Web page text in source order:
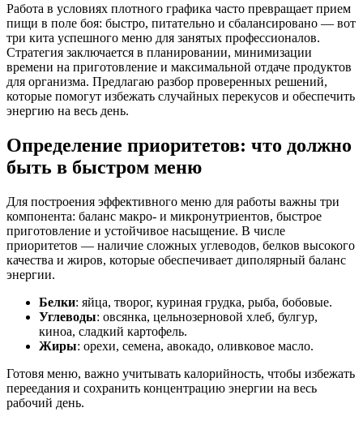
Работа в условиях плотного графика часто превращает прием
пищи в поле боя: быстро, питательно и сбалансировано — вот
три кита успешного меню для занятых профессионалов.
Стратегия заключается в планировании, минимизации
времени на приготовление и максимальной отдаче продуктов
для организма. Предлагаю разбор проверенных решений,
которые помогут избежать случайных перекусов и обеспечить
энергию на весь день.
Определение приоритетов: что должно
быть в быстром меню
Для построения эффективного меню для работы важны три
компонента: баланс макро- и микронутриентов, быстрое
приготовление и устойчивое насыщение. В числе
приоритетов — наличие сложных углеводов, белков высокого
качества и жиров, которые обеспечивает диполярный баланс
энергии.
Белки: яйца, творог, куриная грудка, рыба, бобовые.
Углеводы: овсянка, цельнозерновой хлеб, булгур,
киноа, сладкий картофель.
Жиры: орехи, семена, авокадо, оливковое масло.
Готовя меню, важно учитывать калорийность, чтобы избежать
переедания и сохранить концентрацию энергии на весь
рабочий день.